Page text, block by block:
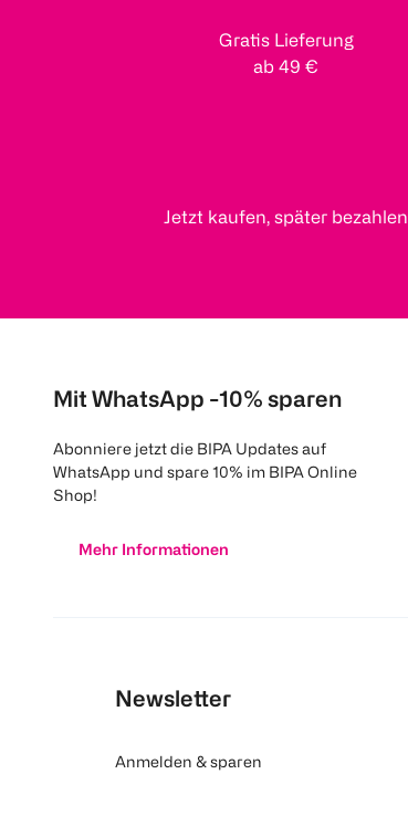
Gratis Lieferung
ab 49 €
Jetzt kaufen, später bezahlen
Mit WhatsApp -10% sparen
Abonniere jetzt die BIPA Updates auf
WhatsApp und spare 10% im BIPA Online
Shop!
Mehr Informationen
Newsletter
Anmelden & sparen